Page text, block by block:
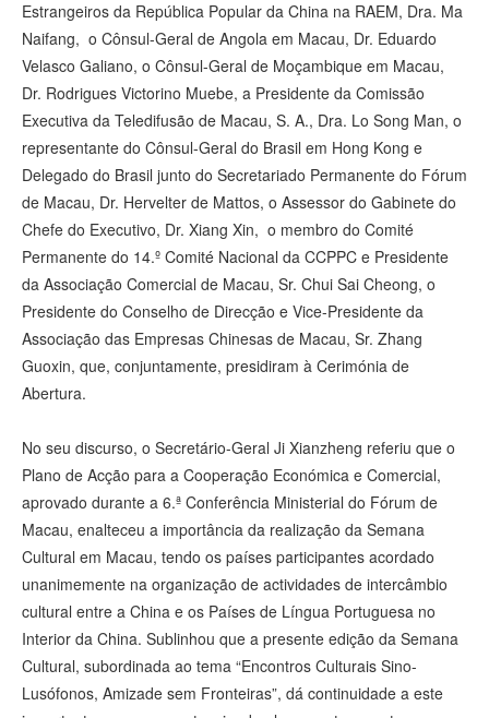
Estrangeiros da República Popular da China na RAEM, Dra. Ma
Naifang, o Cônsul-Geral de Angola em Macau, Dr. Eduardo
Velasco Galiano, o Cônsul-Geral de Moçambique em Macau,
Dr. Rodrigues Victorino Muebe, a Presidente da Comissão
Executiva da Teledifusão de Macau, S. A., Dra. Lo Song Man, o
representante do Cônsul-Geral do Brasil em Hong Kong e
Delegado do Brasil junto do Secretariado Permanente do Fórum
de Macau, Dr. Hervelter de Mattos, o Assessor do Gabinete do
Chefe do Executivo, Dr. Xiang Xin, o membro do Comité
Permanente do 14.º Comité Nacional da CCPPC e Presidente
da Associação Comercial de Macau, Sr. Chui Sai Cheong, o
Presidente do Conselho de Direcção e Vice-Presidente da
Associação das Empresas Chinesas de Macau, Sr. Zhang
Guoxin, que, conjuntamente, presidiram à Cerimónia de
Abertura.
No seu discurso, o Secretário-Geral Ji Xianzheng referiu que o
Plano de Acção para a Cooperação Económica e Comercial,
aprovado durante a 6.ª Conferência Ministerial do Fórum de
Macau, enalteceu a importância da realização da Semana
Cultural em Macau, tendo os países participantes acordado
unanimemente na organização de actividades de intercâmbio
cultural entre a China e os Países de Língua Portuguesa no
Interior da China. Sublinhou que a presente edição da Semana
Cultural, subordinada ao tema “Encontros Culturais Sino-
Lusófonos, Amizade sem Fronteiras”, dá continuidade a este